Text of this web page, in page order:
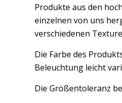
Produkte aus den
einzelnen von uns
verschiedenen
Die Farbe des
Beleuchtung leicht
Die Größentoleranz